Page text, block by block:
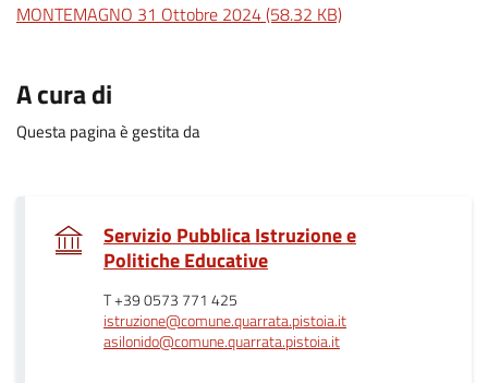
MONTEMAGNO 31 Ottobre 2024(58.32 KB)
A cura di
Questa pagina è gestita da
Servizio Pubblica Istruzione e
Politiche Educative.
T +39 0573 771 425
istruzione@comune.quarrata.pistoia.it
asilonido@comune.quarrata.pistoia.it